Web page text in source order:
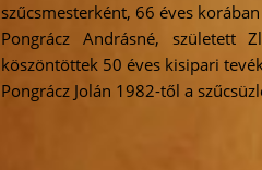
szűcsmesterként, 66 éves
Pongrácz Andrásné, született
köszöntöttek 50 éves kisipari
Pongrácz Jolán 1982-től a